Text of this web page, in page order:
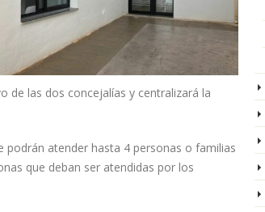
de las dos concejalías y centralizará la
podrán atender hasta 4 personas o familias
que deban ser atendidas por los